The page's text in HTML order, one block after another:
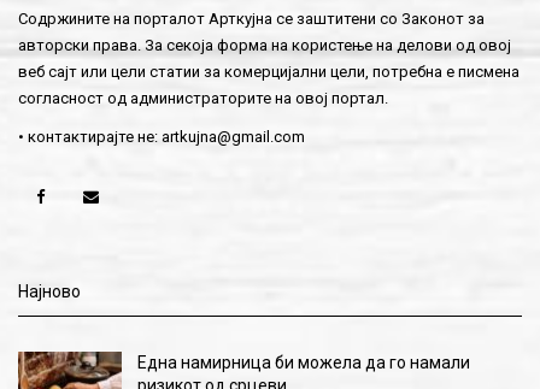
Содржините на порталот Арткујна се заштитени со Законот за
авторски права. За секоја форма на користење на делови од овој
веб сајт или цели статии за комерцијални цели, потребна е писмена
согласност од администраторите на овој портал.
• контактирајте не: artkujna@gmail.com
Најново
Една намирница би можела да го намали